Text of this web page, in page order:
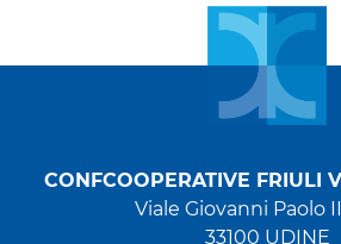
CONFCOOPERATIVE FRIULI
Viale Giovanni Paolo
33100 UDINE